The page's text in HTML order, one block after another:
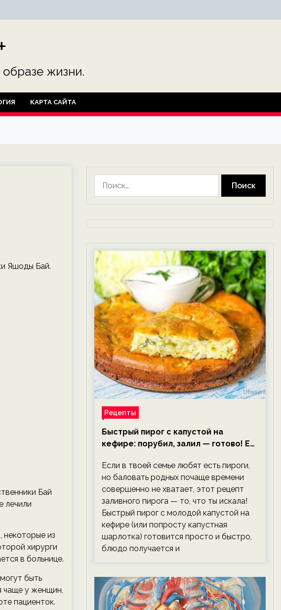
жизни.
КАРТА САЙТА
Яшоды Бай.
Бай
лечили
некоторые из
хирурги
в больнице.
быть
чаще у женщин,
пациенток.
Рецепты
Быстрый пирог с капустой на
кефире: порубил, залил — готово! Ем,
Если в твоей семье любят есть пироги,
но баловать родных почаще времени
совершенно не хватает, этот рецепт
заливного пирога — то, что ты искала!
Быстрый пирог с молодой капустой на
кефире (или попросту капустная
шарлотка) готовится просто и быстро,
блюдо получается и